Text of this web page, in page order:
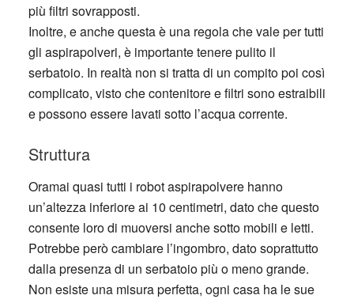
più filtri sovrapposti.
Inoltre, e anche questa è una regola che vale per tutti
gli aspirapolveri, è importante tenere pulito il
serbatoio. In realtà non si tratta di un compito poi così
complicato, visto che contenitore e filtri sono estraibili
e possono essere lavati sotto l’acqua corrente.
Struttura
Oramai quasi tutti i robot aspirapolvere hanno
un’altezza inferiore ai 10 centimetri, dato che questo
consente loro di muoversi anche sotto mobili e letti.
Potrebbe però cambiare l’ingombro, dato soprattutto
dalla presenza di un serbatoio più o meno grande.
Non esiste una misura perfetta, ogni casa ha le sue